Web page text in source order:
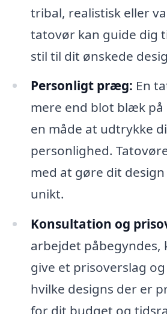
tribal, realistisk eller
tatovør kan guide dig
stil til dit ønskede
Personligt præg: En
mere end blot blæk
en måde at udtrykke
personlighed.
med at gøre dit
unikt.
Konsultation og
arbejdet påbegyndes,
give et prisoverslag
hvilke designs der er
for dit budget og